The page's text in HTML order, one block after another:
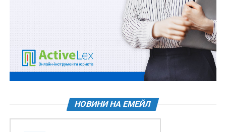
комбінації чотирьох великих літер англійського
«Номер марки» – номер марки, який
складається з шести цифр.
Далі необхідно натиснути кнопку «Пошук». Після чого
висвітлюється назва суб’єкта господарювання та його
марки акцизного податку.НОВИНИ НА ЕМЕЙЛ